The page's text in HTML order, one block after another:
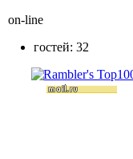
on-line
гостей: 32